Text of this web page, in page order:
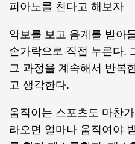
피아노를 친다고 해보자
악보를 보고 음계를 받아
손가락으로 직접 누른다.
그 과정을 계속해서 반복
고 생각한다.
움직이는 스포츠도 마찬
라오면 얼마나 움직여야